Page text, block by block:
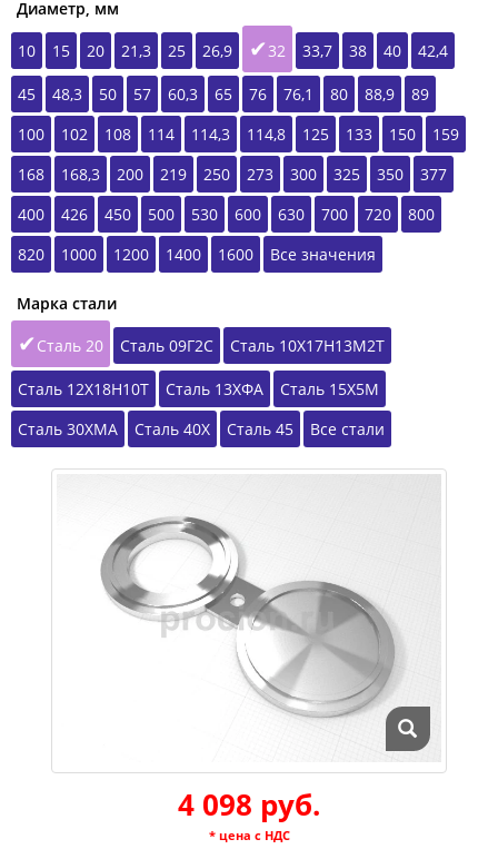
Диаметр, мм
10
15 20 21,3 25 26,9 32 33,7 38 40 42,4
45 48,3 50 57 60,3 65 76 76,1 80 88,9
89
100
102 108 114 114,3 114,8 125 133 150
159
168
168,3 200 219 250 273 300 325 350
377
400
426 450 500 530 600 630 700 720
800
820
1000 1200 1400 1600 Все значения
Марка стали
Сталь 20
Сталь 09Г2С Сталь 10Х17Н13М2Т
Сталь 12Х18Н10Т Сталь 13ХФА
Сталь 15Х5М
Сталь 30ХМА
Сталь 40Х Сталь 45 Все стали
4 098 руб.
* цена с НДС